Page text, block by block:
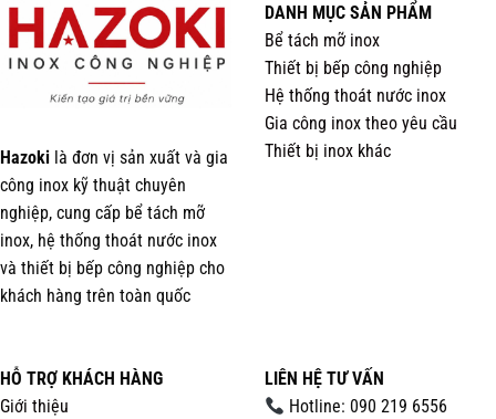
Hazoki là đơn vị sản xuất và gia
công inox kỹ thuật chuyên
nghiệp, cung cấp bể tách mỡ
inox, hệ thống thoát nước inox
và thiết bị bếp công nghiệp cho
khách hàng trên toàn quốc
DANH MỤC SẢN PHẨM
Bể tách mỡ inox
Thiết bị bếp công nghiệp
Hệ thống thoát nước inox
Gia công inox theo yêu cầu
Thiết bị inox khác
HỖ TRỢ KHÁCH HÀNG
Giới thiệu
LIÊN HỆ TƯ VẤN
Hotline: 090 219 6556